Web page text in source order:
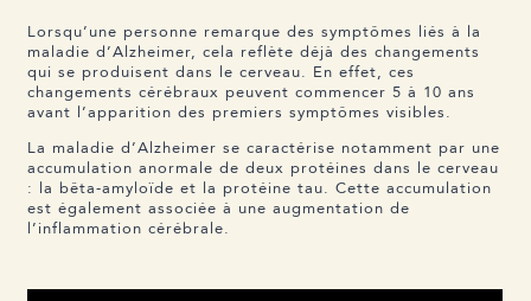
Lorsqu’une personne remarque des symptômes liés à la
maladie d’Alzheimer, cela reflète déjà des changements
qui se produisent dans le cerveau. En effet, ces
changements cérébraux peuvent commencer 5 à 10 ans
avant l’apparition des premiers symptômes visibles.
La maladie d’Alzheimer se caractérise notamment par une
accumulation anormale de deux protéines dans le cerveau
: la bêta-amyloïde et la protéine tau. Cette accumulation
est également associée à une augmentation de
l’inflammation cérébrale.